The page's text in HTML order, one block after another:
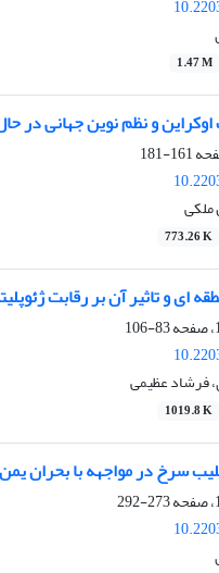
1.47 M
و نظم نوین جهانی در
161-181
ملکی
773.26 K
ژئوپلیتیکی ترکیه 2022-2016 (مدیترانه شرقی، قفقاز
83-106
فرشاد عظیمی
1019.8 K
سرخ در مواجهه با بحران یمن
273-292